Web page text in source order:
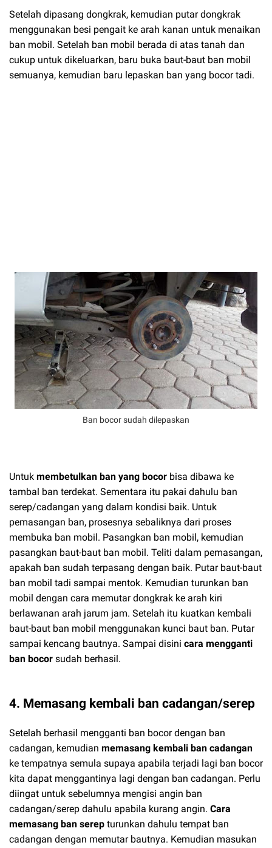
Setelah dipasang dongkrak, kemudian putar dongkrak
menggunakan besi pengait ke arah kanan untuk menaikan
ban mobil. Setelah ban mobil berada di atas tanah dan
cukup untuk dikeluarkan, baru buka baut-baut ban mobil
semuanya, kemudian baru lepaskan ban yang bocor tadi.
Ban bocor sudah dilepaskan
Untuk membetulkan ban yang bocor bisa dibawa ke
tambal ban terdekat. Sementara itu pakai dahulu ban
serep/cadangan yang dalam kondisi baik. Untuk
pemasangan ban, prosesnya sebaliknya dari proses
membuka ban mobil. Pasangkan ban mobil, kemudian
pasangkan baut-baut ban mobil. Teliti dalam pemasangan,
apakah ban sudah terpasang dengan baik. Putar baut-baut
ban mobil tadi sampai mentok. Kemudian turunkan ban
mobil dengan cara memutar dongkrak ke arah kiri
berlawanan arah jarum jam. Setelah itu kuatkan kembali
baut-baut ban mobil menggunakan kunci baut ban. Putar
sampai kencang bautnya. Sampai disini cara mengganti
ban bocor sudah berhasil.
4. Memasang kembali ban cadangan/serep
Setelah berhasil mengganti ban bocor dengan ban
cadangan, kemudian memasang kembali ban cadangan
ke tempatnya semula supaya apabila terjadi lagi ban bocor
kita dapat menggantinya lagi dengan ban cadangan. Perlu
diingat untuk sebelumnya mengisi angin ban
cadangan/serep dahulu apabila kurang angin. Cara
memasang ban serep turunkan dahulu tempat ban
cadangan dengan memutar bautnya. Kemudian masukan